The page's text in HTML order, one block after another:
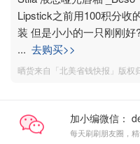
Lipstick之前用100积分收
装 但是小小的一只刚刚
... 去购买>>
晒货来自「北美省钱快报」版权
加小编微信：
每天刷刷朋友圈，